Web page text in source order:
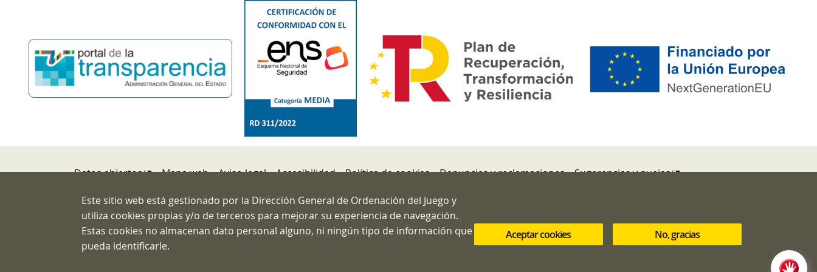
Datos abiertos
Mapa web Aviso legal Accesibilidad Política de cookies Denuncias y reclamaciones
Sugerencias y quejas
Protección de datos
Esquema Nacional de Seguridad
Dirección General de Ordenación del Juego
C/ Atocha, 3 MADRID 28012
Este sitio web está gestionado por la Dirección General de Ordenación del Juego y
utiliza cookies propias y/o de terceros para mejorar su experiencia de navegación.
Estas cookies no almacenan dato personal alguno, ni ningún tipo de información que
pueda identificarle.
Aceptar cookies No, gracias